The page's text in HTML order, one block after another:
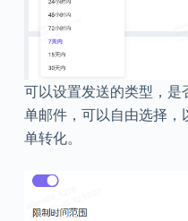
可以设置发送的类型，
单邮件，可以自由选择
单转化。